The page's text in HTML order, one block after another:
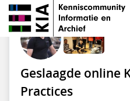
Educatie en Presentatie
Geslaagde online
Practices